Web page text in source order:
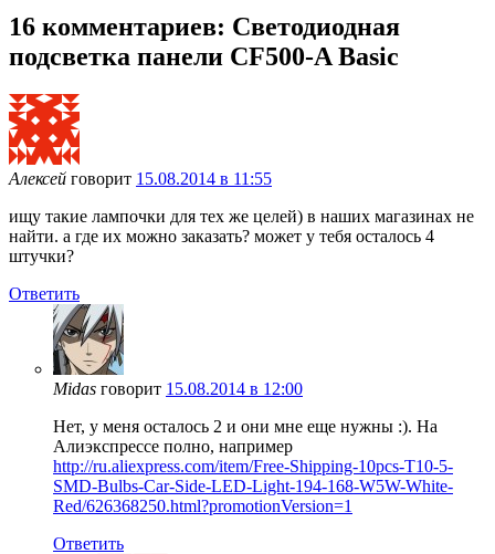
16 комментариев: Светодиодная
подсветка панели CF500-A Basic
Алексей говорит 15.08.2014 в 11:55
ищу такие лампочки для тех же целей) в наших магазинах не
найти. а где их можно заказать? может у тебя осталось 4
штучки?
Ответить
Midas говорит 15.08.2014 в 12:00
Нет, у меня осталось 2 и они мне еще нужны :). На
Алиэкспрессе полно, например
http://ru.aliexpress.com/item/Free-Shipping-10pcs-T10-5-
SMD-Bulbs-Car-Side-LED-Light-194-168-W5W-White-
Red/626368250.html?promotionVersion=1
Ответить